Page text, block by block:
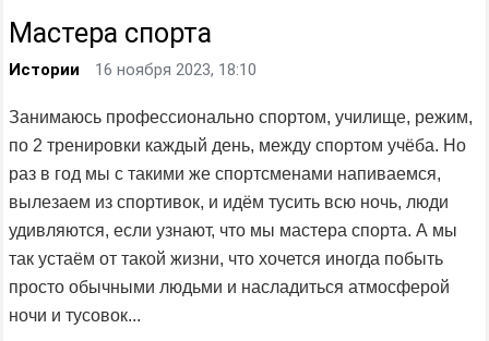
Мастера спорта
Истории 16 ноября 2023, 18:10
Занимаюсь профессионально спортом, училище, режим,
по 2 тренировки каждый день, между спортом учёба. Но
раз в год мы с такими же спортсменами напиваемся,
вылезаем из спортивок, и идём тусить всю ночь, люди
удивляются, если узнают, что мы мастера спорта. А мы
так устаём от такой жизни, что хочется иногда побыть
просто обычными людьми и насладиться атмосферой
ночи и тусовок...